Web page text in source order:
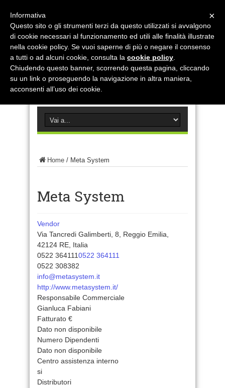
Home / Meta System
Meta System
Vendor
Via Tancredi Galimberti, 8, Reggio Emilia,
42124 RE, Italia
0522 3641110522 364111
0522 308382
info@metasystem.it
http://www.metasystem.it/
Responsabile Commerciale
Gianluca Fabiani
Fatturato €
Dato non disponibile
Numero Dipendenti
Dato non disponibile
Centro assistenza interno
si
Distributori
×
Informativa
Questo sito o gli strumenti terzi da questo utilizzati si avvalgono
di cookie necessari al funzionamento ed utili alle finalità illustrate
nella cookie policy. Se vuoi saperne di più o negare il consenso
a tutti o ad alcuni cookie, consulta la cookie policy
Chiudendo questo banner, scorrendo questa pagina, cliccando
su un link o proseguendo la navigazione in altra maniera,
acconsenti all’uso dei cookie.